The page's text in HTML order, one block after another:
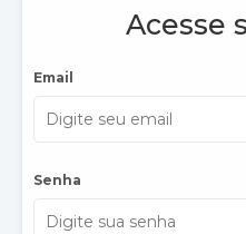
Acesse
Email
Senha